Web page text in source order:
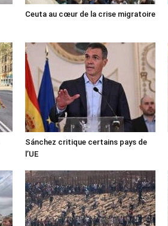
Ceuta au cœur de la crise migratoire
Sánchez critique certains pays de
l’UE